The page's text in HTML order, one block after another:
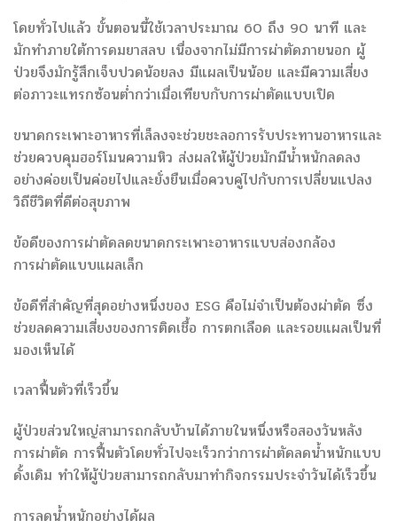
โดยทั่วไปแล้ว ขั้นตอนนี้ใช้เวลาประมาณ 60 ถึง 90 นาที และ
มักทำภายใต้การดมยาสลบ เนื่องจากไม่มีการผ่าตัดภายนอก ผู้
ป่วยจึงมักรู้สึกเจ็บปวดน้อยลง มีแผลเป็นน้อย และมีความเสี่ยง
ต่อภาวะแทรกซ้อนต่ำกว่าเมื่อเทียบกับการผ่าตัดแบบเปิด
ขนาดกระเพาะอาหารที่เล็ลงจะช่วยชะลอการรับประทานอาหารและ
ช่วยควบคุมฮอร์โมนความหิว ส่งผลให้ผู้ป่วยมักมีน้ำหนักลดลง
อย่างค่อยเป็นค่อยไปและยั่งยืนเมื่อควบคู่ไปกับการเปลี่ยนแปลง
วิถีชีวิตที่ดีต่อสุขภาพ
ข้อดีของการผ่าตัดลดขนาดกระเพาะอาหารแบบส่องกล้อง
การผ่าตัดแบบแผลเล็ก
ข้อดีที่สำคัญที่สุดอย่างหนึ่งของ ESG คือไม่จำเป็นต้องผ่าตัด ซึ่ง
ช่วยลดความเสี่ยงของการติดเชื้อ การตกเลือด และรอยแผลเป็นที่
มองเห็นได้
เวลาฟื้นตัวที่เร็วขึ้น
ผู้ป่วยส่วนใหญ่สามารถกลับบ้านได้ภายในหนึ่งหรือสองวันหลัง
การผ่าตัด การฟื้นตัวโดยทั่วไปจะเร็วกว่าการผ่าตัดลดน้ำหนักแบบ
ดั้งเดิม ทำให้ผู้ป่วยสามารถกลับมาทำกิจกรรมประจำวันได้เร็วขึ้น
การลดน้ำหนักอย่างได้ผล